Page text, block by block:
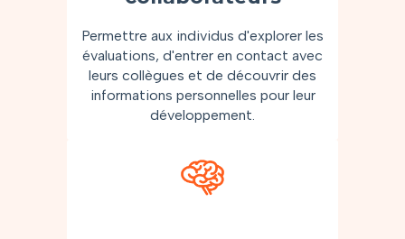
Permettre aux individus d'explorer les
évaluations, d'entrer en contact avec
leurs collègues et de découvrir des
informations personnelles pour leur
développement.